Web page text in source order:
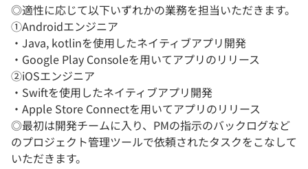
◎適性に応じて以下いずれかの業務を担当いただきます。
①Androidエンジニア
・Java, kotlinを使用したネイティブアプリ開発
・Google Play Consoleを用いてアプリのリリース
②iOSエンジニア
・Swiftを使用したネイティブアプリ開発
・Apple Store Connectを用いてアプリのリリース
◎最初は開発チームに入り、PMの指示のバックログなど
のプロジェクト管理ツールで依頼されたタスクをこなして
いただきます。